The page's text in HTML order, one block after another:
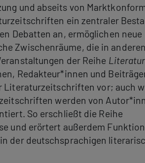
und abseits von
ein zentraler
Debatten an, ermöglichen neue
Zwischenräume, die in anderen
der Reihe
Redakteur*innen und
Literaturzeitschriften vor; auch
werden von
So erschließt die Reihe
und erörtert außerdem
der deutschsprachigen